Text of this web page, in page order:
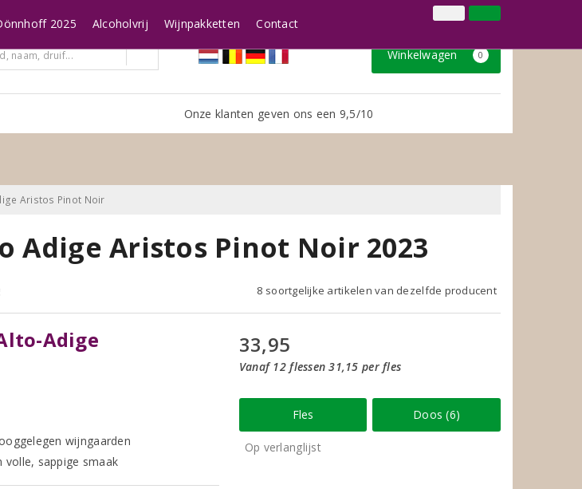
Klantenservice
Winkelwagen 0
Onze klanten geven ons een 9,5/10
2025 Alcoholvrij Wijnpakketten Contact
Aristos Pinot Noir
Adige Aristos Pinot Noir 2023
8 soortgelijke artikelen van dezelfde producent
Adige
wijngaarden
volle, sappige smaak
33,95
Vanaf 12 flessen 31,15 per fles
Fles Doos (6)
Op verlanglijst